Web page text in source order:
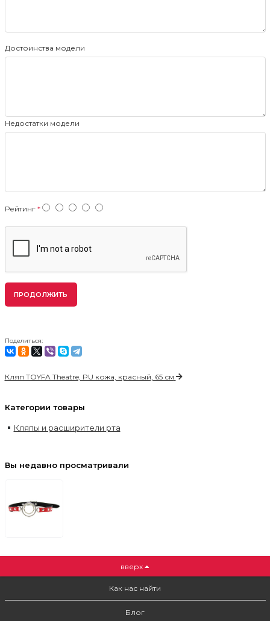
Достоинства модели
Недостатки модели
Рейтинг
ПРОДОЛЖИТЬ
Поделиться:
Кляп TOYFA Theatre, PU кожа, красный, 65 см
Категории товары
Кляпы и расширители рта
Вы недавно просматривали
вверх
Как нас найти
Блог